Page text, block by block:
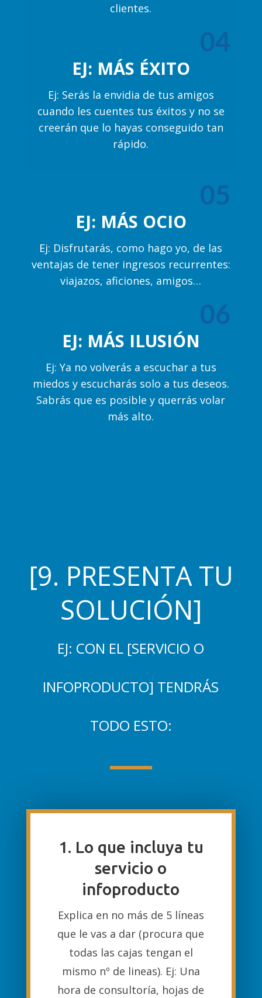
clientes.
04
EJ: MÁS ÉXITO
Ej: Serás la envidia de tus amigos
cuando les cuentes tus éxitos y no se
creerán que lo hayas conseguido tan
rápido.
05
EJ: MÁS OCIO
Ej: Disfrutarás, como hago yo, de las
ventajas de tener ingresos recurrentes:
viajazos, aficiones, amigos…
06
EJ: MÁS ILUSIÓN
Ej: Ya no volverás a escuchar a tus
miedos y escucharás solo a tus deseos.
Sabrás que es posible y querrás volar
más alto.
[9. PRESENTA TU
SOLUCIÓN]
EJ: CON EL [SERVICIO O
INFOPRODUCTO] TENDRÁS
TODO ESTO:
1. Lo que incluya tu
servicio o
infoproducto
Explica en no más de 5 líneas
que le vas a dar (procura que
todas las cajas tengan el
mismo nº de lineas). Ej: Una
hora de consultoría, hojas de